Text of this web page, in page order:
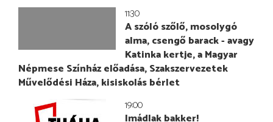
11:30
A szóló szőlő, mosolygó
alma, csengő barack - avagy
Katinka kertje, a Magyar
Népmese Színház előadása, Szakszervezetek
Művelődési Háza, kisiskolás bérlet
19:00
Imádlak bakker!